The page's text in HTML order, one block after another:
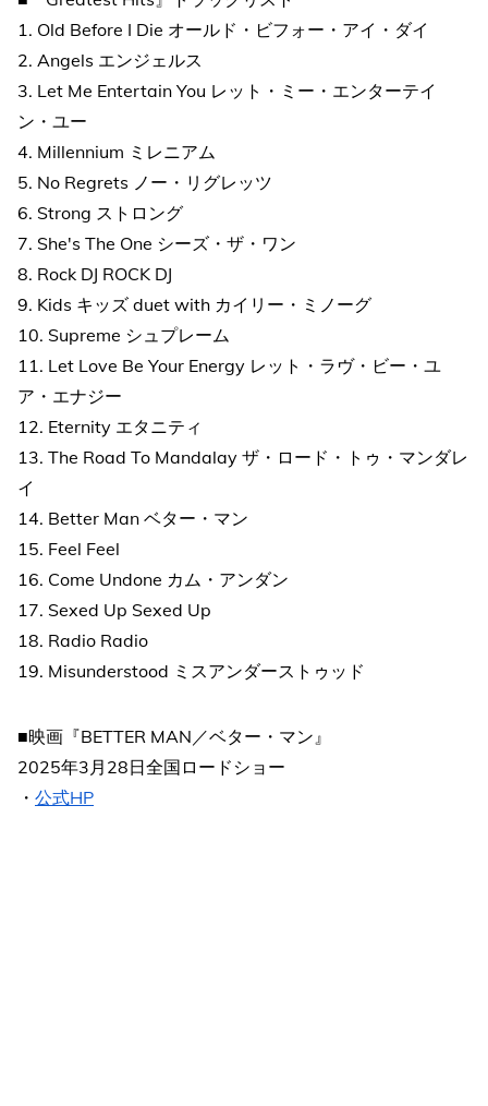
1. Old Before I Die オールド・ビフォー・アイ・ダイ
2. Angels エンジェルス
3. Let Me Entertain You レット・ミー・エンターテイ
ン・ユー
4. Millennium ミレニアム
5. No Regrets ノー・リグレッツ
6. Strong ストロング
7. She's The One シーズ・ザ・ワン
8. Rock DJ ROCK DJ
9. Kids キッズ duet with カイリー・ミノーグ
10. Supreme シュプレーム
11. Let Love Be Your Energy レット・ラヴ・ビー・ユ
ア・エナジー
12. Eternity エタニティ
13. The Road To Mandalay ザ・ロード・トゥ・マンダレ
イ
14. Better Man ベター・マン
15. Feel Feel
16. Come Undone カム・アンダン
17. Sexed Up Sexed Up
18. Radio Radio
19. Misunderstood ミスアンダーストゥッド
■映画『BETTER MAN／ベター・マン』
2025年3月28日全国ロードショー
・ 公式HP